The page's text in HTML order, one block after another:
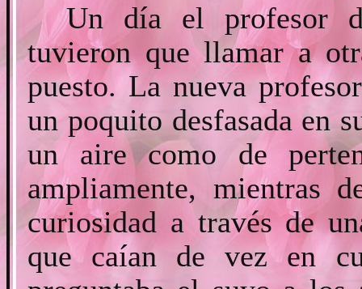
Un día el profesor
tuvieron que llamar a
puesto. La nueva
un poquito desfasada en
un aire como de
ampliamente, mientras
curiosidad a través de
que caían de vez en